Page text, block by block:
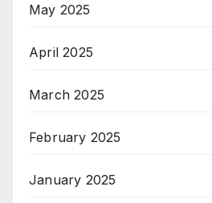
May 2025
April 2025
March 2025
February 2025
January 2025